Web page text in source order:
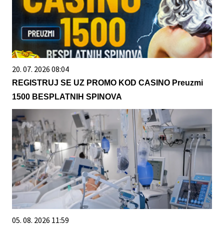
20. 07. 2026 08:04
REGISTRUJ SE UZ PROMO KOD CASINO Preuzmi
1500 BESPLATNIH SPINOVA
05. 08. 2026 11:59